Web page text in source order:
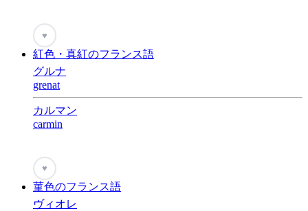
♥
紅色・真紅のフランス語
グルナ
grenat
カルマン
carmin
♥
菫色のフランス語
ヴィオレ